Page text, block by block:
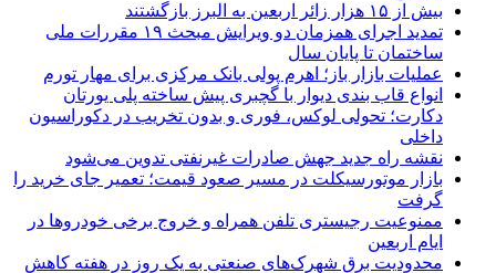
بیش از ۱۵ هزار زائر اربعین به البرز بازگشتند
تمدید اجرای همزمان دو ویرایش مبحث ۱۹ مقررات ملی
ساختمان تا پایان سال
عملیات بازار باز؛ اهرم پولی بانک مرکزی برای مهار تورم
انواع قاب بندی دیوار با گچبری پیش ساخته پلی یورتان
دکارت؛ تحولی لوکس، فوری و بدون تخریب در دکوراسیون
داخلی
نقشه راه جدید جهش صادرات غیرنفتی تدوین می‌شود
بازار موتورسیکلت در مسیر صعود قیمت؛ تعمیر جای خرید را
گرفت
ممنوعیت رجیستری تلفن همراه و خروج برخی خودروها در
ایام اربعین
محدودیت برق شهرک‌های صنعتی به یک روز در هفته کاهش